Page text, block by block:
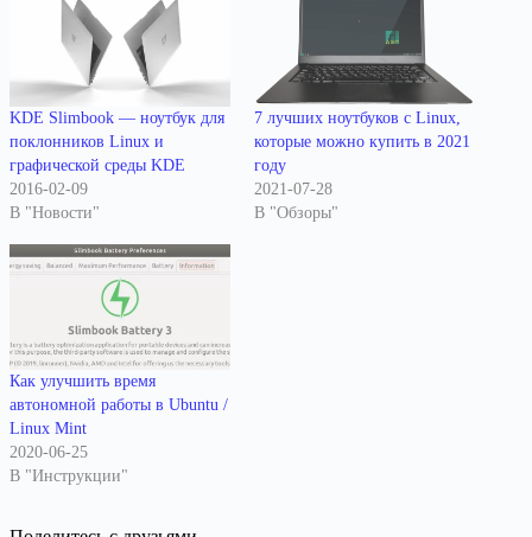
KDE Slimbook — ноутбук для
поклонников Linux и
графической среды KDE
2016-02-09
В "Новости"
7 лучших ноутбуков с Linux,
которые можно купить в 2021
году
2021-07-28
В "Обзоры"
Как улучшить время
автономной работы в Ubuntu /
Linux Mint
2020-06-25
В "Инструкции"